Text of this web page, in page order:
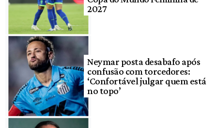
2027
Neymar posta desabafo após
confusão com torcedores:
‘Confortável julgar quem está
no topo’